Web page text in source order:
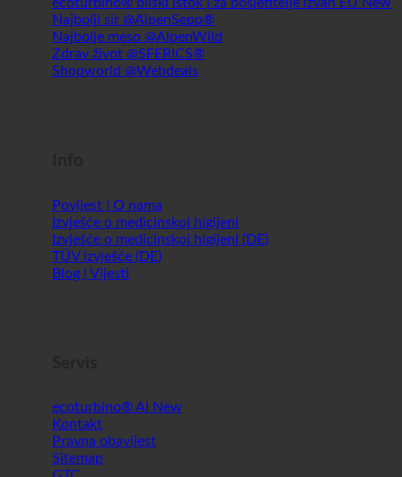
ecoturbino® bliski istok | za posjetitelje izvan EU
Najbolji sir @AlpenSepp®
Najbolje meso @AlpenWild
Zdrav život @SFERICS®
Shopworld @Webdeals
Povijest | O nama
Izvješće o medicinskoj higijeni
Izvješće o medicinskoj higijeni (DE)
TÜV izvješće (DE)
Blog | Vijesti
ecoturbino® AI
Kontakt
Pravna obavijest
Sitemap